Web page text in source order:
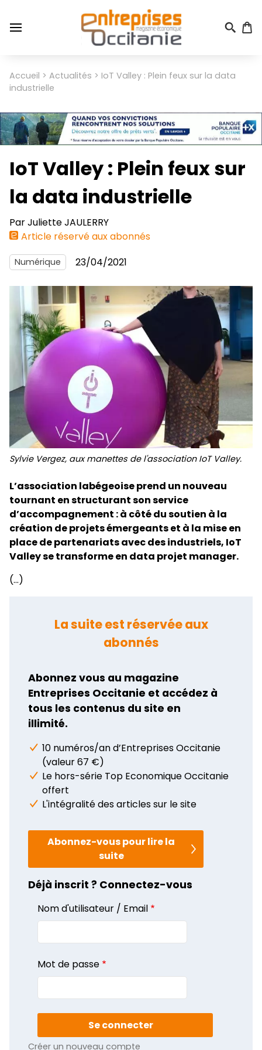
au
contenu
Menu
du
de
l'utilisateur
Fil
Accueil Actualités
IoT Valley : Plein feux sur la data
industrielle
IoT Valley : Plein feux sur
la data industrielle
ParJuliette JAULERRY
Article réservé aux abonnés
Numérique 23/04/2021
Sylvie Vergez, aux manettes de l'association IoT Valley.
L’association labégeoise prend un nouveau
tournant en structurant son service
d’accompagnement : à côté du soutien à la
création de projets émergeants et à la mise en
place de partenariats avec des industriels, IoT
Valley se transforme en data projet manager.
(...)
La suite est réservée aux
abonnés
Abonnez vous au magazine
Entreprises Occitanie et accédez à
tous les contenus du site en
illimité.
10 numéros/an d’Entreprises Occitanie
(valeur 67 €)
Le hors-série Top Economique Occitanie
offert
L'intégralité des articles sur le site
Abonnez-vous pour lire la
suite
Déjà inscrit ? Connectez-vous
Nom d'utilisateur / Email
Mot de passe
Créer un nouveau compte